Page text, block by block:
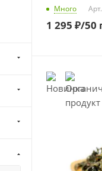
Много
1 295 ₽/50